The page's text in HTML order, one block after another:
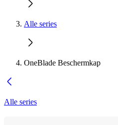
Alle series
OneBlade Beschermkap
Alle series